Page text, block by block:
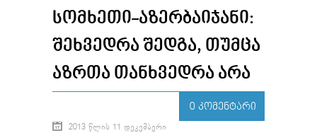
ᲡᲝᲛᲮᲔᲗᲘ-ᲐᲖᲔᲠᲑᲐᲘᲯᲐᲜᲘ:
ᲨᲔᲮᲕᲔᲓᲠᲐ ᲨᲔᲓᲒᲐ, ᲗᲣᲛᲪᲐ
ᲐᲖᲠᲗᲐ ᲗᲐᲜᲮᲕᲔᲓᲠᲐ ᲐᲠᲐ
0 ᲙᲝᲛᲔᲜᲢᲐᲠᲘ
2013 ᲬᲚᲘᲡ 11 ᲓᲔᲙᲔᲛᲑᲔᲠᲘ